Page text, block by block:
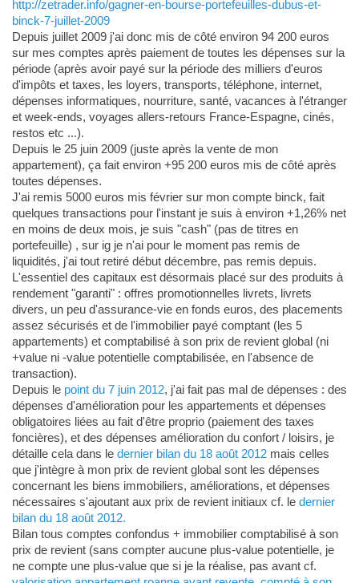
http://zetrader.info/gagner-en-bourse-portefeuilles-dubus-et-
binck-7-juillet-2009
Depuis juillet 2009 j'ai donc mis de côté environ 94 200 euros
sur mes comptes après paiement de toutes les dépenses sur la
période (après avoir payé sur la période des milliers d'euros
d'impôts et taxes, les loyers, transports, téléphone, internet,
dépenses informatiques, nourriture, santé, vacances à l'étranger
et week-ends, voyages allers-retours France-Espagne, cinés,
restos etc ...).
Depuis le 25 juin 2009 (juste après la vente de mon
appartement), ça fait environ +95 200 euros mis de côté après
toutes dépenses.
J'ai remis 5000 euros mis février sur mon compte binck, fait
quelques transactions pour l'instant je suis à environ +1,26% net
en moins de deux mois, je suis "cash" (pas de titres en
portefeuille) , sur ig je n'ai pour le moment pas remis de
liquidités, j'ai tout retiré début décembre, pas remis depuis.
L'essentiel des capitaux est désormais placé sur des produits à
rendement "garanti" : offres promotionnelles livrets, livrets
divers, un peu d'assurance-vie en fonds euros, des placements
assez sécurisés et de l'immobilier payé comptant (les 5
appartements) et comptabilisé à son prix de revient global (ni
+value ni -value potentielle comptabilisée, en l'absence de
transaction).
Depuis le point du 7 juin 2012, j'ai fait pas mal de dépenses : des
dépenses d'amélioration pour les appartements et dépenses
obligatoires liées au fait d'être proprio (paiement des taxes
foncières), et des dépenses amélioration du confort / loisirs, je
détaille cela dans le dernier bilan du 18 août 2012mais celles
que j'intègre à mon prix de revient global sont les dépenses
concernant les biens immobiliers, améliorations, et dépenses
nécessaires s'ajoutant aux prix de revient initiaux cf. le dernier
bilan du 18 août 2012.
Bilan tous comptes confondus + immobilier comptabilisé à son
prix de revient (sans compter aucune plus-value potentielle, je
ne compte une plus-value que si je la réalise, pas avant cf.